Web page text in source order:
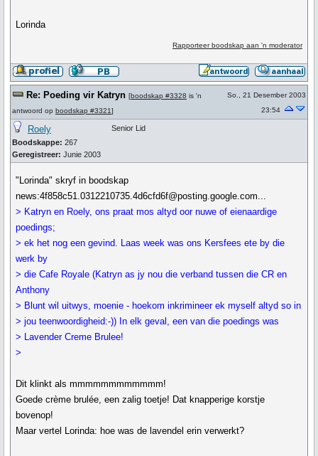
Lorinda
Rapporteer boodskap aan 'n moderator
Re: Poeding vir Katryn [boodskap #3328 is 'n
antwoord op boodskap #3321]
So., 21 Desember 2003
23:54
Roely
Boodskappe: 267
Geregistreer: Junie 2003
Senior Lid
"Lorinda" skryf in boodskap
news:4f858c51.0312210735.4d6cfd6f@posting.google.com...
> Katryn en Roely, ons praat mos altyd oor nuwe of eienaardige
poedings;
> ek het nog een gevind. Laas week was ons Kersfees ete by die
werk by
> die Cafe Royale (Katryn as jy nou die verband tussen die CR en
Anthony
> Blunt wil uitwys, moenie - hoekom inkrimineer ek myself altyd so in
> jou teenwoordigheid:-)) In elk geval, een van die poedings was
> Lavender Creme Brulee!
>
Dit klinkt als mmmmmmmmmmmm!
Goede crème brulée, een zalig toetje! Dat knapperige korstje
bovenop!
Maar vertel Lorinda: hoe was de lavendel erin verwerkt?